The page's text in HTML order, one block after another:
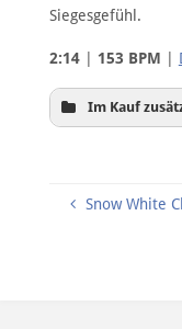
Siegesgefühl.
2:14| 153 BPM
Im Kauf
Snow White